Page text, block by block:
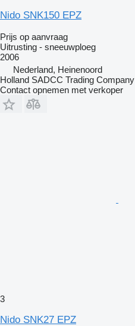
Nido SNK150 EPZ
Prijs op aanvraag
Uitrusting - sneeuwploeg
2006
Nederland, Heinenoord
Holland SADCC Trading Company
Contact opnemen met verkoper
3
Nido SNK27 EPZ